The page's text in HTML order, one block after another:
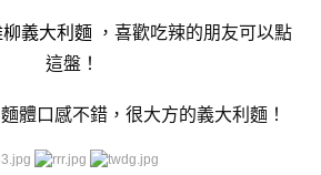
義大利麵
，喜歡吃辣的朋友可以點
這盤！
體口感不錯，很大方的義大利麵！